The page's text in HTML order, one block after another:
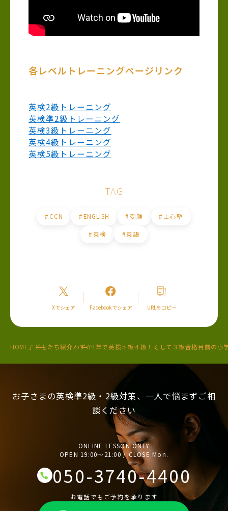
各レベルトレーニングページリンク
英検2級トレーニング
英検準2級トレーニング
英検3級トレーニング
英検4級トレーニング
英検5級トレーニング
TAG
# CCN #ENGLISH # 受験 # 士心塾
#英検 #英語
Xでシェア Facebookでシェア URLをコピー
HOME子どもたち紹介わずか1年で英検５級４級！そして３級合格目前の
お子さまの英検準2級・2級対策、一人で悩まずご相
談ください
ONLINE LESSON ONLY
OPEN 19:00〜21:00 / CLOSE Mon.
050-3740-4400
お電話でもご予約を承ります